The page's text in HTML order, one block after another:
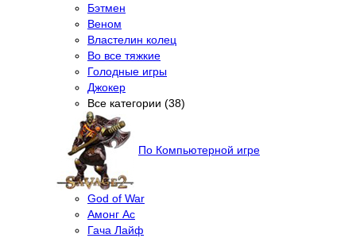
Бэтмен
Веном
Властелин колец
Во все тяжкие
Голодные игры
Джокер
Все категории (38)
По Компьютерной игре
God of War
Амонг Ас
Гача Лайф